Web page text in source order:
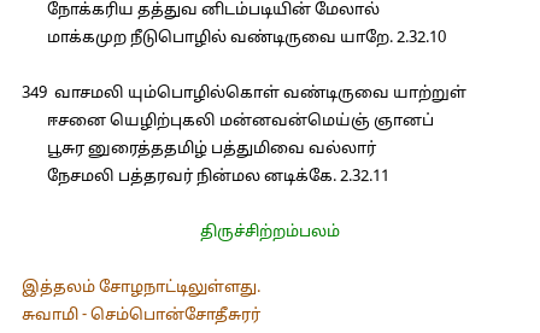
நோக்கரிய தத்துவ னிடம்படியின் மேலால்
மாக்கமுற நீடுபொழில் வண்டிருவை யாறே. 2.32.10
349 வாசமலி யும்பொழில்கொள் வண்டிருவை யாற்றுள்
ஈசனை யெழிற்புகலி மன்னவன்மெய்ஞ் ஞானப்
பூசுர னுரைத்ததமிழ் பத்துமிவை வல்லார்
நேசமலி பத்தரவர் நின்மல னடிக்கே. 2.32.11
திருச்சிற்றம்பலம்
இத்தலம் சோழநாட்டிலுள்ளது.
சுவாமி - செம்பொன்சோதீசுரர்